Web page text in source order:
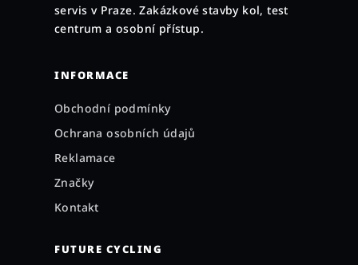
servis v Praze. Zakázkové stavby kol, test
centrum a osobní přístup.
INFORMACE
Obchodní podmínky
Ochrana osobních údajů
Reklamace
Značky
Kontakt
FUTURE CYCLING